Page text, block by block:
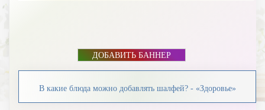
ДОБАВИТЬ БАННЕР
В какие блюда можно добавлять шалфей? - «Здоровье»